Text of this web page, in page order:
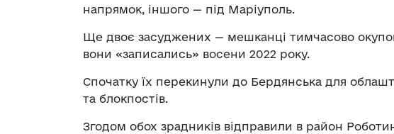
напрямок, іншого — під Маріуполь.
Ще двоє засуджених — мешканці тимчасово
вони «записались» восени 2022 року.
Спочатку їх перекинули до Бердянська для
та блокпостів.
Згодом обох зрадників відправили в район